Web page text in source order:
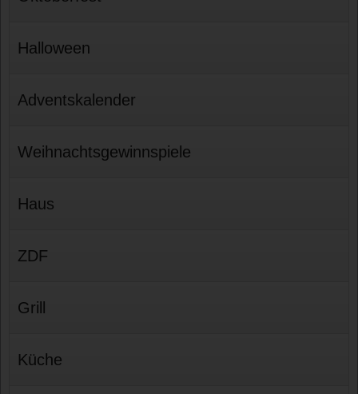
Halloween
Adventskalender
Weihnachtsgewinnspiele
Haus
ZDF
Grill
Küche